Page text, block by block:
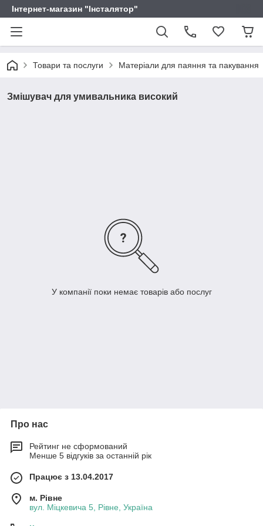
Інтернет-магазин "Інсталятор"
Товари та послуги Матеріали для паяння та пакування
Змішувач для умивальника високий
У компанії поки немає товарів або послуг
Про нас
Рейтинг не сформований
Менше 5 відгуків за останній рік
Працює з 13.04.2017
м. Рівне
вул. Міцкевича 5, Рівне, Україна